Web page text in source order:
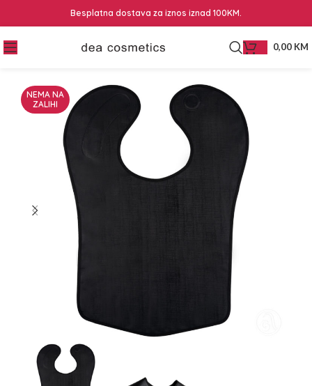
Besplatna dostava za iznos iznad 100KM.
0,00 KM
NEMA NA
ZALIHI